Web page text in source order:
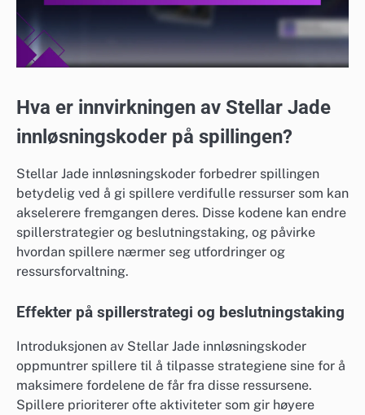
Hva er innvirkningen av Stellar Jade
innløsningskoder på spillingen?
Stellar Jade innløsningskoder forbedrer spillingen
betydelig ved å gi spillere verdifulle ressurser som kan
akselerere fremgangen deres. Disse kodene kan endre
spillerstrategier og beslutningstaking, og påvirke
hvordan spillere nærmer seg utfordringer og
ressursforvaltning.
Effekter på spillerstrategi og beslutningstaking
Introduksjonen av Stellar Jade innløsningskoder
oppmuntrer spillere til å tilpasse strategiene sine for å
maksimere fordelene de får fra disse ressursene.
Spillere prioriterer ofte aktiviteter som gir høyere